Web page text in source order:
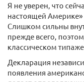
Я не уверен, что
настоящей
Слишком сильны
прежде всего,
классическом
Декларация
появления